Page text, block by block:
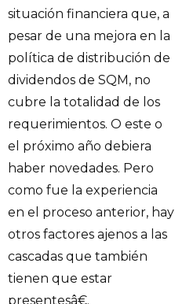
situación financiera que, a
pesar de una mejora en la
política de distribución de
dividendos de SQM, no
cubre la totalidad de los
requerimientos. O este o
el próximo año debiera
haber novedades. Pero
como fue la experiencia
en el proceso anterior, hay
otros factores ajenos a las
cascadas que también
tienen que estar
presentesâ€.